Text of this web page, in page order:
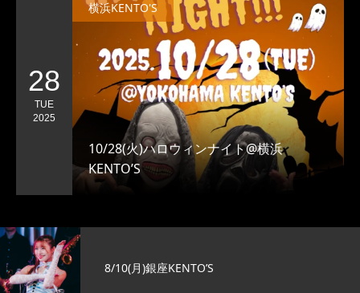
28
TUE
2025
10/28(火)ハロウィンナイト@横浜
KENTO’S
横浜KENTO'S
8/10(月)銀座KENTO’S